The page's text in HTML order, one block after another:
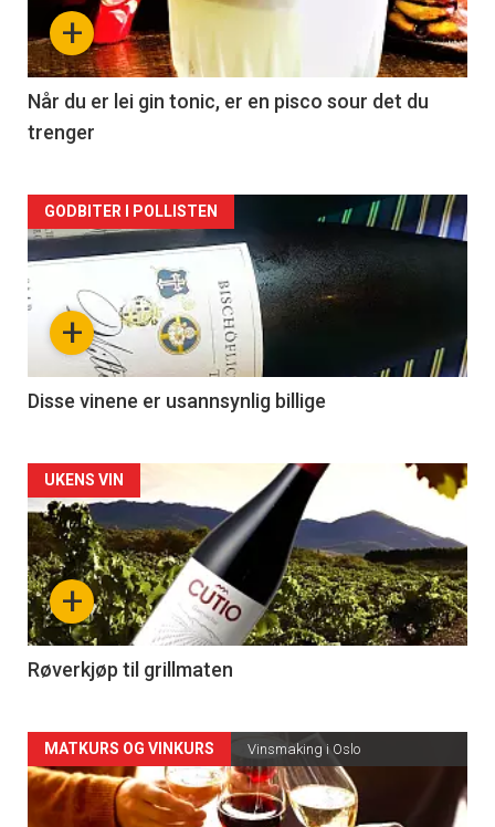
nå
-
2
+
Når du er lei gin tonic, er en pisco sour det du
trenger
Forsiden
akkurat
nå
3
+
GODBITER I POLLISTEN
Disse vinene er usannsynlig billige
Forsiden
akkurat
nå
-
4
+
UKENS VIN
Røverkjøp til grillmaten
Forsiden
akkurat
MATKURS OG VINKURS Vinsmaking i Oslo